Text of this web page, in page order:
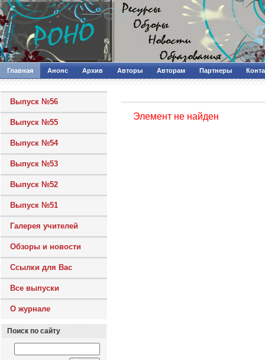
Главная Анонс Архив Авторы Авторам Партнеры
Выпуск №56
Выпуск №55
Выпуск №54
Выпуск №53
Выпуск №52
Выпуск №51
Галерея учителей
Обзоры и новости
Ссылки для Вас
Все выпуски
О журнале
Поиск по сайту
Элемент не найден